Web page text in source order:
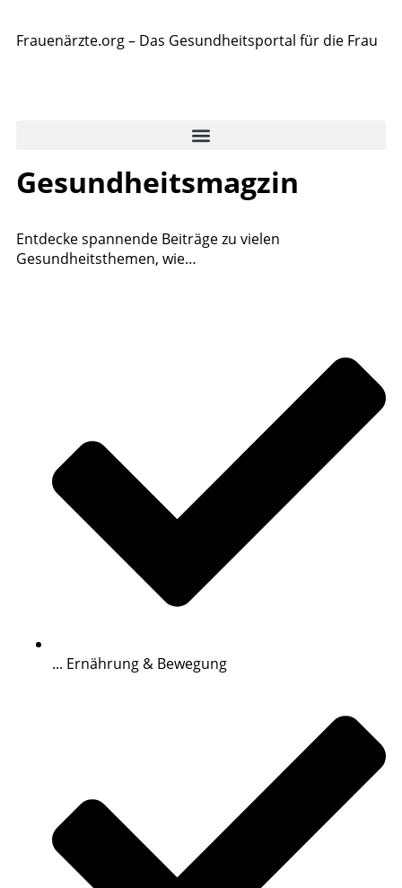
Frauenärzte.org – Das Gesundheitsportal für die Frau
Gesundheitsmagzin
Entdecke spannende Beiträge zu vielen
Gesundheitsthemen, wie…
... Ernährung & Bewegung